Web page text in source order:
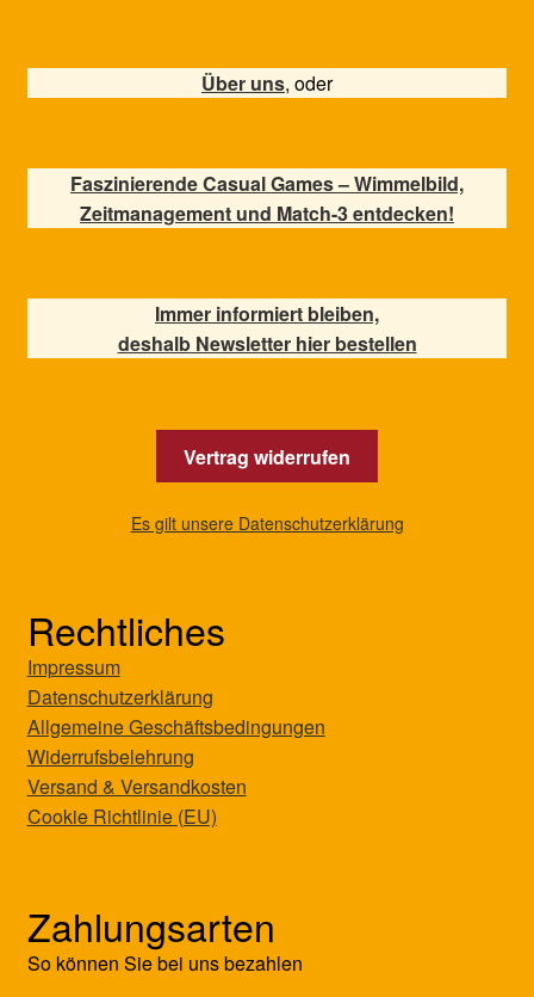
Über uns, oder
Faszinierende Casual Games – Wimmelbild,
Zeitmanagement und Match-3 entdecken!
Immer informiert bleiben,
deshalb Newsletter hier bestellen
Vertrag widerrufen
Es gilt unsere Datenschutzerklärung
Rechtliches
Impressum
Datenschutzerklärung
Allgemeine Geschäftsbedingungen
Widerrufsbelehrung
Versand & Versandkosten
Cookie Richtlinie (EU)
Zahlungsarten
So können Sie bei uns bezahlen